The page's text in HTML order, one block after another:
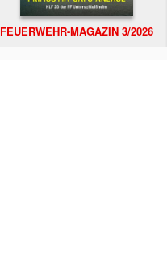
FEUERWEHR-MAGAZIN 3/2026